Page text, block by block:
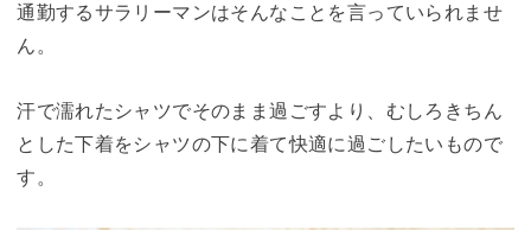
通勤するサラリーマンはそんなことを言っていられませ
ん。
汗で濡れたシャツでそのまま過ごすより、むしろきちん
とした下着をシャツの下に着て快適に過ごしたいもので
す。